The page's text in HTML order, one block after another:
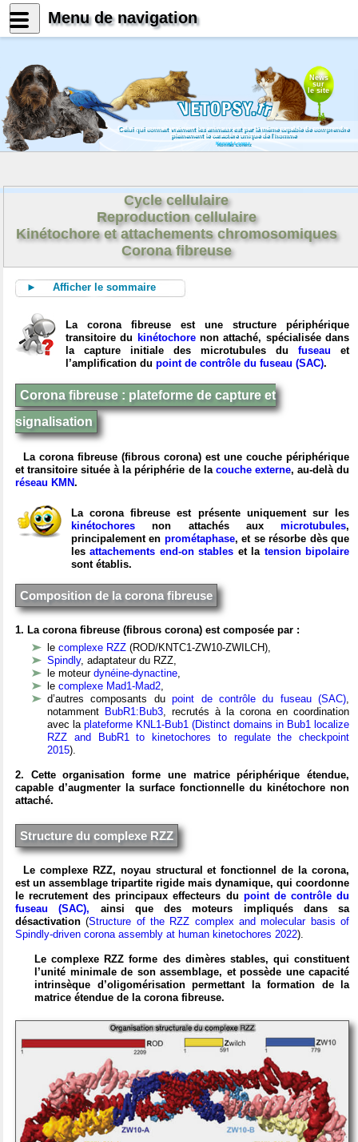
News
sur
le site
Celui qui connait vraiment les animaux est par là même capable de comprendre
pleinement le caractère unique de l'homme
Konrad Lorenz
Cycle cellulaire
Reproduction cellulaire
Kinétochore et attachements chromosomiques
Corona fibreuse
► Afficher le sommaire
La corona fibreuse est une structure périphérique
transitoire du kinétochorenon attaché, spécialisée dans
la capture initiale des microtubules du fuseau et
l’amplification du point de contrôle du fuseau (SAC).
Corona fibreuse : plateforme de capture et
signalisation
La corona fibreuse (fibrous corona) est une couche périphérique
et transitoire située à la périphérie de la couche externe, au‑delà du
réseau KMN.
La corona fibreuse est présente uniquement sur les
kinétochores non attachés aux microtubules,
principalement en prométaphase,et se résorbe dès que
lesattachements end-on stables et la tension bipolaire
sont établis.
Composition de la corona fibreuse
1. La corona fibreuse (fibrous corona) est composée par :
le complexe RZZ (ROD/KNTC1-ZW10-ZWILCH),
Spindly, adaptateur du RZZ,
le moteur dynéine-dynactine,
le complexe Mad1-Mad2,
d’autres composants dupoint de contrôle du fuseau (SAC),
notamment BubR1:Bub3, recrutés à la corona en coordination
avec la plateforme KNL1-Bub1 (Distinct domains in Bub1 localize
RZZ and BubR1 to kinetochores to regulate the checkpoint
2015).
2. Cette organisation forme une matrice périphérique étendue,
capable d’augmenter la surface fonctionnelle du kinétochore non
attaché.
Structure du complexe RZZ
Le complexe RZZ, noyau structural et fonctionnel de la corona,
est un assemblage tripartite rigide mais dynamique, qui coordonne
le recrutement des principaux effecteurs du point de contrôle du
fuseau (SAC), ainsi que des moteurs impliqués dans sa
désactivation (Structure of the RZZ complex and molecular basis of
Spindly‐driven corona assembly at human kinetochores 2022).
Le complexe RZZ forme des dimères stables, qui constituent
l’unité minimale de son assemblage, et possède une capacité
intrinsèque d’oligomérisation permettant la formation de la
matrice étendue de la corona fibreuse.
Menu de navigation